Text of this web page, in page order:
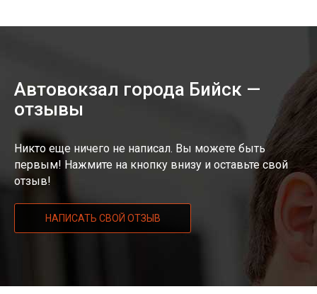
Автовокзал города Бийск —
отзывы
Никто еще ничего не написал. Вы можете быть
первым! Нажмите на кнопку внизу и оставьте свой
отзыв!
НАПИСАТЬ СВОЙ ОТЗЫВ